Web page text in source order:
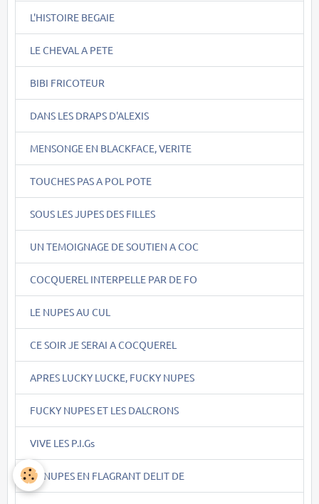
L'HISTOIRE BEGAIE
LE CHEVAL A PETE
BIBI FRICOTEUR
DANS LES DRAPS D'ALEXIS
MENSONGE EN BLACKFACE, VERITE
TOUCHES PAS A POL POTE
SOUS LES JUPES DES FILLES
UN TEMOIGNAGE DE SOUTIEN A COC
COCQUEREL INTERPELLE PAR DE FO
LE NUPES AU CUL
CE SOIR JE SERAI A COCQUEREL
APRES LUCKY LUCKE, FUCKY NUPES
FUCKY NUPES ET LES DALCRONS
VIVE LES P.I.Gs
LA NUPES EN FLAGRANT DELIT DE